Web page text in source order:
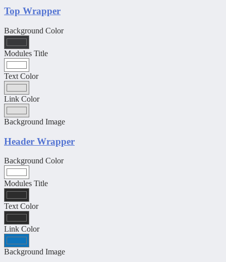
Top Wrapper
Background Color
Modules Title
Text Color
Link Color
Background Image
Header Wrapper
Background Color
Modules Title
Text Color
Link Color
Background Image